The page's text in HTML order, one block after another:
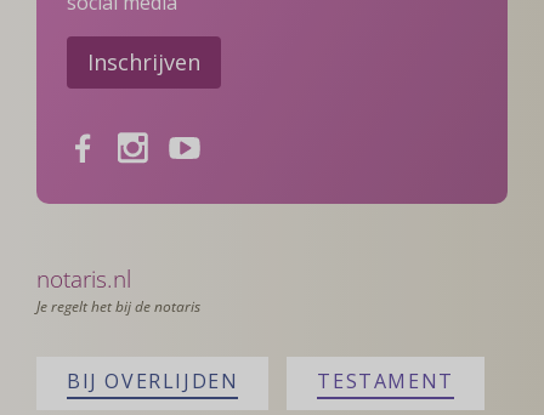
Inschrijven
FacebookInstagramYoutube
notaris.nl
Je regelt het bij de notaris
BIJ OVERLIJDEN TESTAMENT